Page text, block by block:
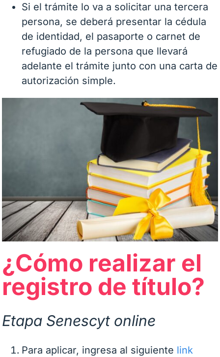
Si el trámite lo va a solicitar una tercera
persona, se deberá presentar la cédula
de identidad, el pasaporte o carnet de
refugiado de la persona que llevará
adelante el trámite junto con una carta de
autorización simple.
¿Cómo realizar el
registro de título?
Etapa Senescyt online
Para aplicar, ingresa al siguiente link